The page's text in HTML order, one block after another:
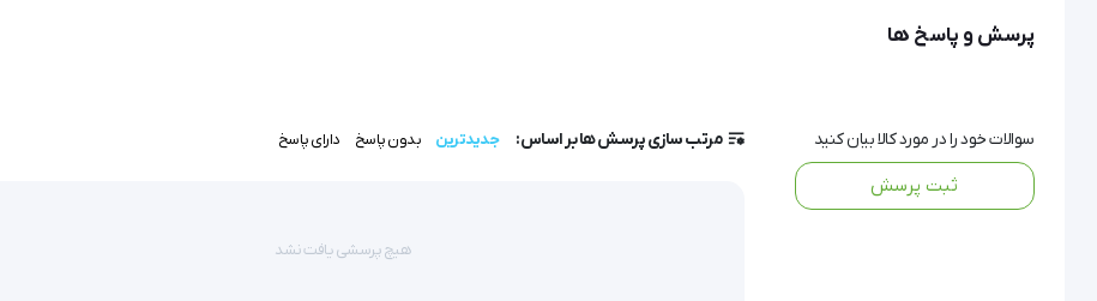
پرسش و پاسخ ها
سوالات خود را در مورد کالا بیان کنید
ثبت پرسش
مرتب سازی پرسش ها بر اساس: جدیدترین بدون پاسخ دارای پاسخ
هیچ پرسشی یافت نشد